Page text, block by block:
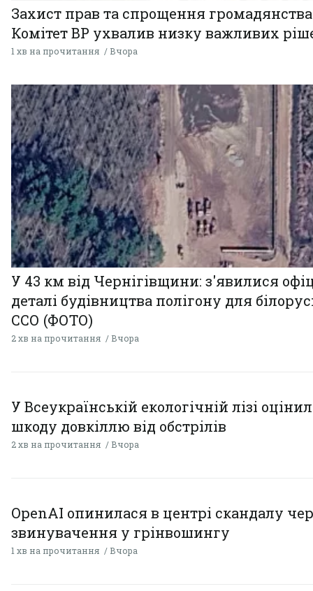
Захист прав та спрощення
Комітет ВР ухвалив низку важливих
1 хв на прочитання Вчора
У 43 км від Чернігівщини: з'явилися
деталі будівництва полігону для
ССО (ФОТО)
2 хв на прочитання Вчора
У Всеукраїнській екологічній лізі
шкоду довкіллю від обстрілів
2 хв на прочитання Вчора
OpenAI опинилася в центрі скандалу
звинувачення у грінвошингу
1 хв на прочитання Вчора